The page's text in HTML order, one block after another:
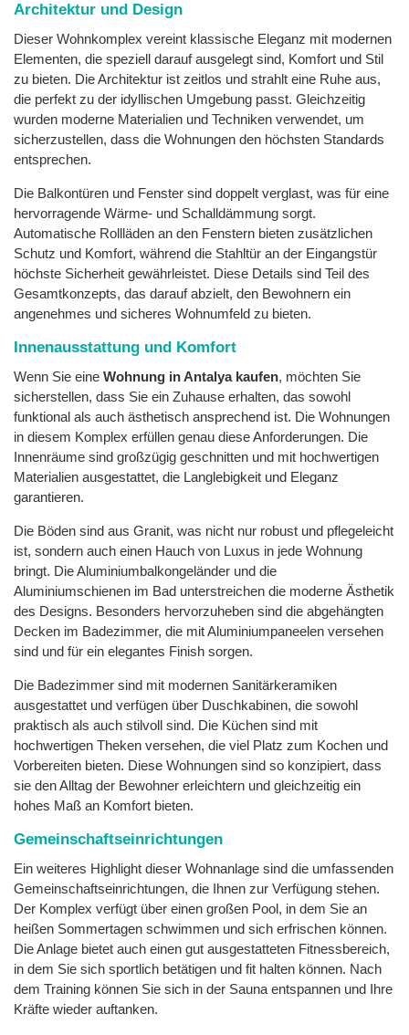
Architektur und Design
Dieser Wohnkomplex vereint klassische Eleganz mit modernen
Elementen, die speziell darauf ausgelegt sind, Komfort und Stil
zu bieten. Die Architektur ist zeitlos und strahlt eine Ruhe aus,
die perfekt zu der idyllischen Umgebung passt. Gleichzeitig
wurden moderne Materialien und Techniken verwendet, um
sicherzustellen, dass die Wohnungen den höchsten Standards
entsprechen.
Die Balkontüren und Fenster sind doppelt verglast, was für eine
hervorragende Wärme- und Schalldämmung sorgt.
Automatische Rollläden an den Fenstern bieten zusätzlichen
Schutz und Komfort, während die Stahltür an der Eingangstür
höchste Sicherheit gewährleistet. Diese Details sind Teil des
Gesamtkonzepts, das darauf abzielt, den Bewohnern ein
angenehmes und sicheres Wohnumfeld zu bieten.
Innenausstattung und Komfort
Wenn Sie eine Wohnung in Antalya kaufen, möchten Sie
sicherstellen, dass Sie ein Zuhause erhalten, das sowohl
funktional als auch ästhetisch ansprechend ist. Die Wohnungen
in diesem Komplex erfüllen genau diese Anforderungen. Die
Innenräume sind großzügig geschnitten und mit hochwertigen
Materialien ausgestattet, die Langlebigkeit und Eleganz
garantieren.
Die Böden sind aus Granit, was nicht nur robust und pflegeleicht
ist, sondern auch einen Hauch von Luxus in jede Wohnung
bringt. Die Aluminiumbalkongeländer und die
Aluminiumschienen im Bad unterstreichen die moderne Ästhetik
des Designs. Besonders hervorzuheben sind die abgehängten
Decken im Badezimmer, die mit Aluminiumpaneelen versehen
sind und für ein elegantes Finish sorgen.
Die Badezimmer sind mit modernen Sanitärkeramiken
ausgestattet und verfügen über Duschkabinen, die sowohl
praktisch als auch stilvoll sind. Die Küchen sind mit
hochwertigen Theken versehen, die viel Platz zum Kochen und
Vorbereiten bieten. Diese Wohnungen sind so konzipiert, dass
sie den Alltag der Bewohner erleichtern und gleichzeitig ein
hohes Maß an Komfort bieten.
Gemeinschaftseinrichtungen
Ein weiteres Highlight dieser Wohnanlage sind die umfassenden
Gemeinschaftseinrichtungen, die Ihnen zur Verfügung stehen.
Der Komplex verfügt über einen großen Pool, in dem Sie an
heißen Sommertagen schwimmen und sich erfrischen können.
Die Anlage bietet auch einen gut ausgestatteten Fitnessbereich,
in dem Sie sich sportlich betätigen und fit halten können. Nach
dem Training können Sie sich in der Sauna entspannen und Ihre
Kräfte wieder auftanken.